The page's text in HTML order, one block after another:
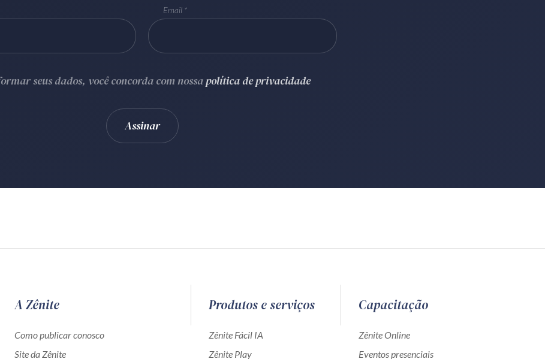
Email
seus dados, você concorda com nossapolítica de privacidade
A Zênite
Como publicar conosco
Site da Zênite
Produtos e serviços
Zênite Fácil IA
Zênite Play
Capacitação
Zênite Online
Eventos presenciais